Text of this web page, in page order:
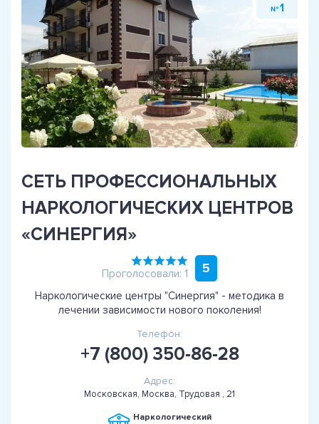
№ 1
СЕТЬ ПРОФЕССИОНАЛЬНЫХ
НАРКОЛОГИЧЕСКИХ ЦЕНТРОВ
«СИНЕРГИЯ»
Проголосовали: 1 5
Наркологические центры "Синергия" - методика в
лечении зависимости нового поколения!
Телефон:
+7 (800) 350-86-28
Адрес:
Московская, Москва, Трудовая , 21
Наркологический